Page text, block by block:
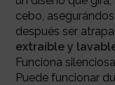
cebo,
después ser
extraíble y
Funciona
Puede funcionar